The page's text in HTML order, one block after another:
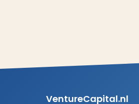
VentureCapital.nl